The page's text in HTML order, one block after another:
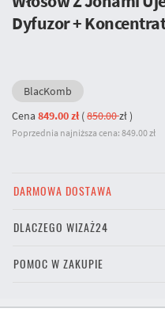
Dyfuzor +
BlacKomb
Cena 849.00 zł(850.00zł)
Poprzednia najniższa cena: 849.00 zł
DARMOWA DOSTAWA
DLACZEGO WIZAŻ24
POMOC W ZAKUPIE